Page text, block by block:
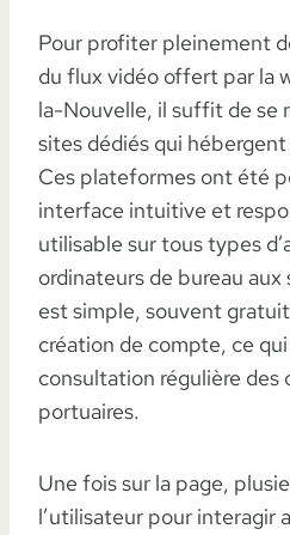
Pour profiter pleinement
du flux vidéo offert par la
la-Nouvelle, il suffit de se
sites dédiés qui
Ces plateformes ont été
interface intuitive et
utilisable sur tous types
ordinateurs de bureau aux
est simple, souvent
création de compte, ce
consultation régulière des
portuaires.
Une fois sur la page,
l’utilisateur pour interagir